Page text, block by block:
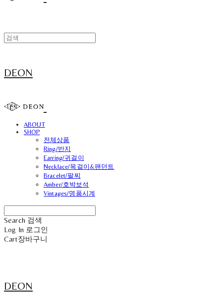
DEON
ABOUT
SHOP
전체상품
Ring/반지
Earring/귀걸이
Necklace/목걸이&팬던트
Bracelet/팔찌
Amber/호박보석
Vintages/명품시계
Search 검색
Log In 로그인
Cart장바구니
DEON